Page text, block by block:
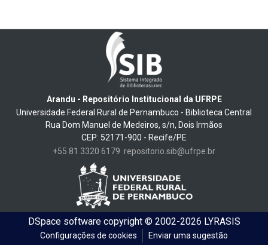
Arandu - Repositório Institucional da UFRPE
Universidade Federal Rural de Pernambuco - Biblioteca Central
Rua Dom Manuel de Medeiros, s/n, Dois Irmãos
CEP: 52171-900 - Recife/PE
+55 81 3320 6179 repositorio.sib@ufrpe.br
DSpace softwarecopyright © 2002-2026 LYRASIS
Configurações de cookies Enviar uma sugestão